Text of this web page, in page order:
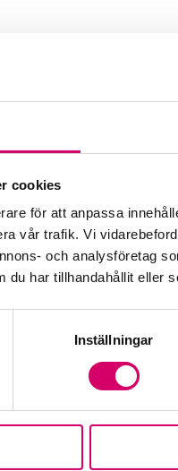
cookies
för att anpassa
vår trafik. Vi
och analysföretag
du har tillhandahållit eller
Inställningar